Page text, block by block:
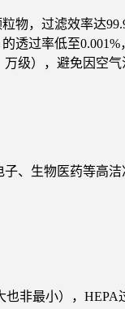
物，过滤效率达
过率低至
级），避免因空气
、生物医药等高
非最小），